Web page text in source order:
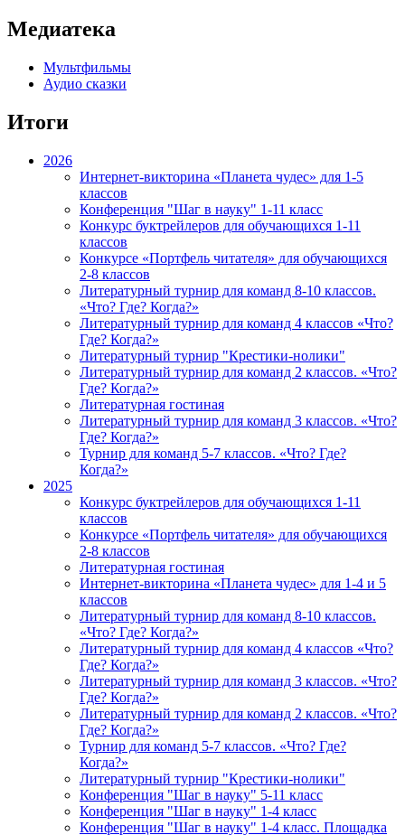
Медиатека
Мультфильмы
Аудио сказки
Итоги
2026
Интернет-викторина «Планета чудес» для 1-5
классов
Конференция "Шаг в науку" 1-11 класс
Конкурс буктрейлеров для обучающихся 1-11
классов
Конкурсе «Портфель читателя» для обучающихся
2-8 классов
Литературный турнир для команд 8-10 классов.
«Что? Где? Когда?»
Литературный турнир для команд 4 классов «Что?
Где? Когда?»
Литературный турнир "Крестики-нолики"
Литературный турнир для команд 2 классов. «Что?
Где? Когда?»
Литературная гостиная
Литературный турнир для команд 3 классов. «Что?
Где? Когда?»
Турнир для команд 5-7 классов. «Что? Где?
Когда?»
2025
Конкурс буктрейлеров для обучающихся 1-11
классов
Конкурсе «Портфель читателя» для обучающихся
2-8 классов
Литературная гостиная
Интернет-викторина «Планета чудес» для 1-4 и 5
классов
Литературный турнир для команд 8-10 классов.
«Что? Где? Когда?»
Литературный турнир для команд 4 классов «Что?
Где? Когда?»
Литературный турнир для команд 3 классов. «Что?
Где? Когда?»
Литературный турнир для команд 2 классов. «Что?
Где? Когда?»
Турнир для команд 5-7 классов. «Что? Где?
Когда?»
Литературный турнир "Крестики-нолики"
Конференция "Шаг в науку" 5-11 класс
Конференция "Шаг в науку" 1-4 класс
Конференция "Шаг в науку" 1-4 класс. Площадка